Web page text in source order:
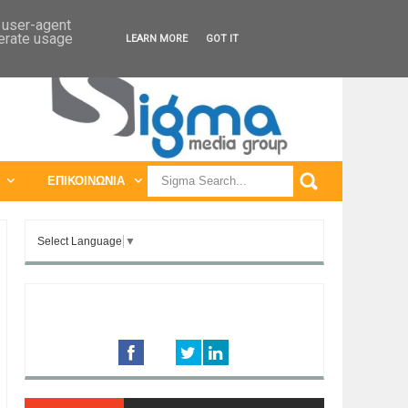
ΠΑΓΚΟΣΜΙΕΣ ΕΚΘΕΣΕΙΣ
ΕΠΙΚΟΙΝΩΝΙΑ
Select Language ▼
agent
usage LEARN MORE GOT IT